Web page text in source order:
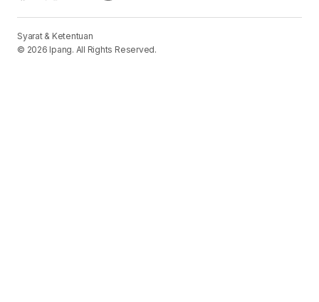
Syarat & Ketentuan
© 2026 Ipang. All Rights Reserved.